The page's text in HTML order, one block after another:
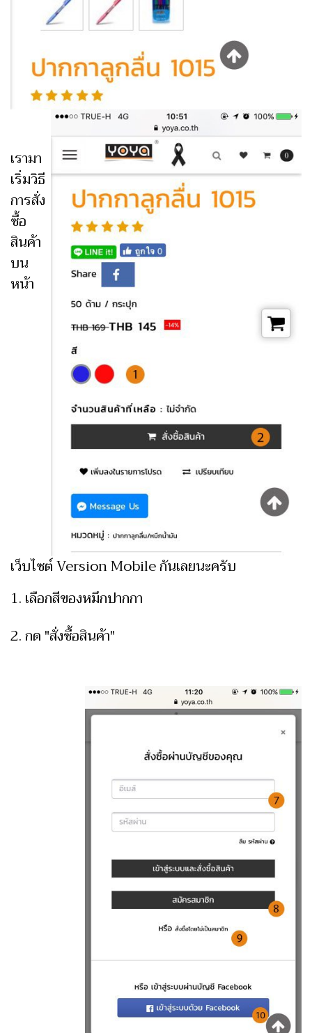
เรามา
เริ่มวิธี
การสั่ง
ซื้อ
สินค้า
บน
หน้า
เว็บไซต์ Version Mobile กันเลยนะครับ
1. เลือกสีของหมึกปากกา
2. กด "สั่งซื้อสินค้า"